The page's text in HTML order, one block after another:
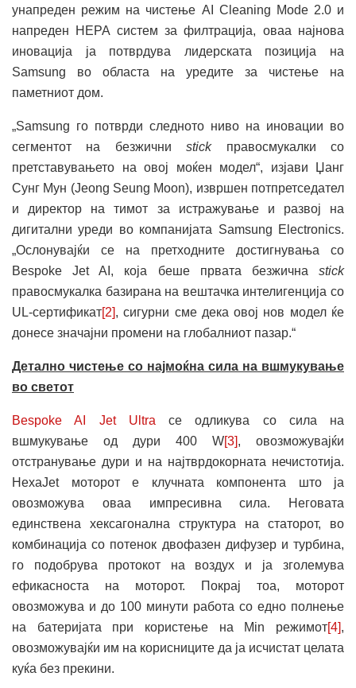
унапреден режим на чистење AI Cleaning Mode 2.0 и
напреден HEPA систем за филтрација, оваа најнова
иновација ја потврдува лидерската позиција на
Samsung во областа на уредите за чистење на
паметниот дом.
„Samsung го потврди следното ниво на иновации во
сегментот на безжичниstickправосмукалки со
претставувањето на овој моќен модел“, изјави Џанг
Сунг Мун (Jeong Seung Moon), извршен потпретседател
и директор на тимот за истражување и развој на
дигитални уреди во компанијата Samsung Electronics.
„Ослонувајќи се на претходните достигнувања со
Bespoke Jet AI, која беше првата безжична stick
правосмукалка базирана на вештачка интелигенција со
UL-сертификат[2], сигурни сме дека овој нов модел ќе
донесе значајни промени на глобалниот пазар.“
Детално чистење со најмоќна сила на вшмукување
во светот
Bespoke AI Jet Ultra се одликува со сила на
вшмукување од дури 400 W[3], овозможувајќи
отстранување дури и на најтврдокорната нечистотија.
HexaJet моторот е клучната компонента што ја
овозможува оваа импресивна сила. Неговата
единствена хексагонална структура на статорот, во
комбинација со потенок двофазен дифузер и турбина,
го подобрува протокот на воздух и ја зголемува
ефикасноста на моторот. Покрај тоа, моторот
овозможува и до 100 минути работа со едно полнење
на батеријата при користење на Min режимот[4],
овозможувајќи им на корисниците да ја исчистат целата
куќа без прекини.